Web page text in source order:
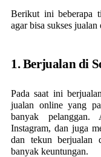
Berikut ini beberapa
agar bisa sukses
1. Berjualan di
Pada saat ini
jualan online yang
banyak
Instagram, dan juga
dan tekun berjualan
banyak keuntungan.